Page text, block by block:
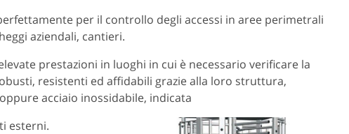
per il controllo degli accessi in aree perimetrali
aziendali, cantieri.
prestazioni in luoghi in cui è necessario verificare la
resistenti ed affidabili grazie alla loro struttura,
acciaio inossidabile, indicata
esterni.